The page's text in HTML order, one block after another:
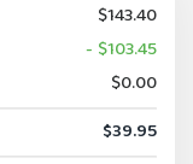
$143.40
- $103.45
$0.00
$39.95